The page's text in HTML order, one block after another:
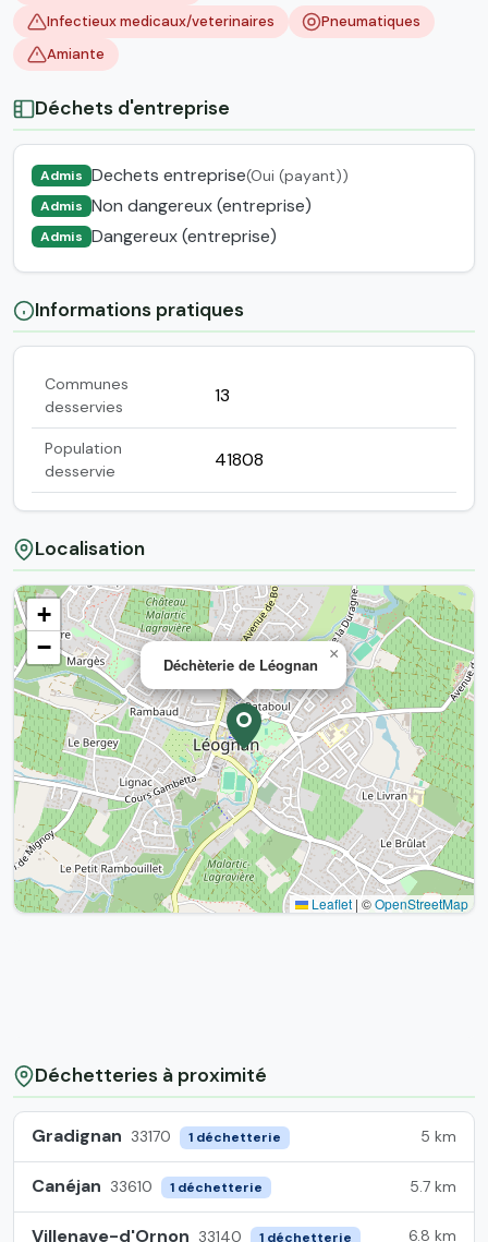
Infectieux medicaux/veterinaires
Pneumatiques
Amiante
Déchets d'entreprise
Admis Dechets entreprise(Oui (payant))
Admis Non dangereux (entreprise)
Admis Dangereux (entreprise)
Informations pratiques
Communes
desservies
13
Population
desservie
41808
Localisation
Déchèterie de Léognan
×
+
−
Leaflet | ©OpenStreetMap
Déchetteries à proximité
Gradignan 33170 1 déchetterie 5 km
Canéjan 33610 1 déchetterie 5.7 km
Villenave-d'Ornon 33140 1 déchetterie 6.8 km